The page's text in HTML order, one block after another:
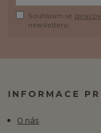
Souhlasím se
newsletteru.
INFORMACE
O nás